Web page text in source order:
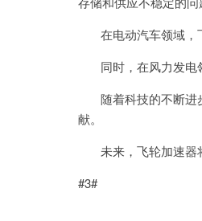
在电动汽车领域，飞
同时，在风力发电领
随着科技的不断进
献。
未来，飞轮加速器
#3#